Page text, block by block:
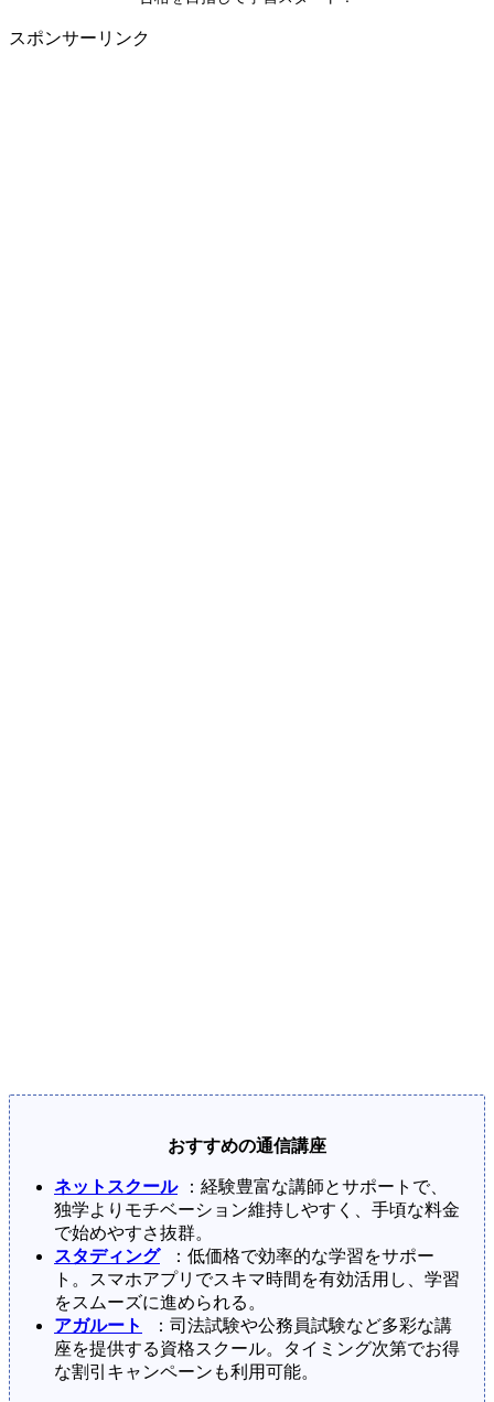
スポンサーリンク
おすすめの通信講座
ネットスクール
：経験豊富な講師とサポートで、
独学よりモチベーション維持しやすく、手頃な料金
で始めやすさ抜群。
スタディング
：低価格で効率的な学習をサポー
ト。スマホアプリでスキマ時間を有効活用し、学習
をスムーズに進められる。
アガルート
：司法試験や公務員試験など多彩な講
座を提供する資格スクール。タイミング次第でお得
な割引キャンペーンも利用可能。